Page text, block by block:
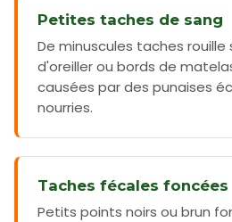
Petites taches de sang
De minuscules taches rouille
d'oreiller ou bords de
causées par des punaises
nourries.
Taches fécales foncées
Petits points noirs ou brun